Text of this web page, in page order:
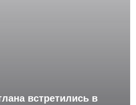
встретились в